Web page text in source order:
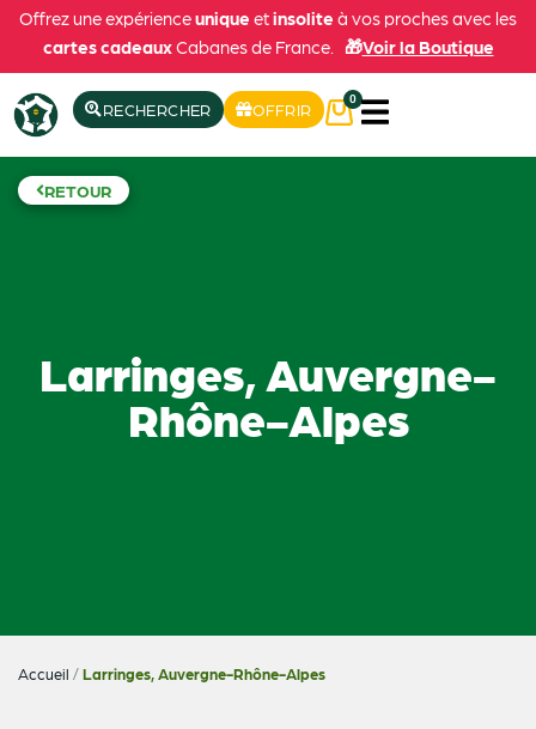
Offrez une expérienceunique etinsolite à vos proches avec les
cartes cadeauxCabanes de France. 🎁Voir la Boutique
RECHERCHER OFFRIR
0
RETOUR
Larringes, Auvergne-
Rhône-Alpes
Accueil /Larringes, Auvergne-Rhône-Alpes